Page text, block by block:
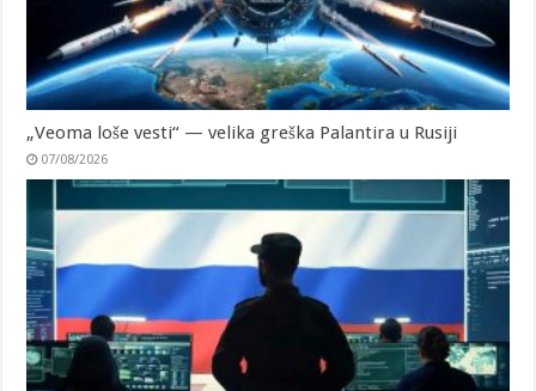
„Veoma loše vesti“ — velika greška Palantira u Rusiji
07/08/2026